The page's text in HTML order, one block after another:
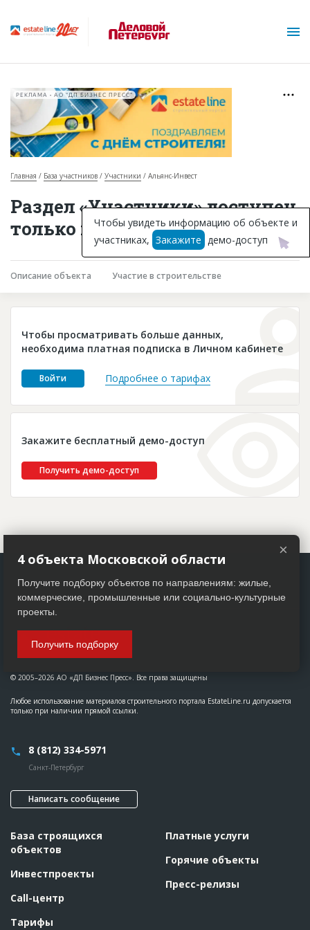
Горячие объекты
База строящихся объектов
Инвестпроекты
Глоссарий
Платные услуги
Пресс-релизы
РЕКЛАМА • АО "ДП БИЗНЕС ПРЕСС"
Главная База участников Участники Альянс-Инвест
Раздел «Участники» доступен
только подписчикам
Описание объекта Участие в строительстве
Чтобы просматривать больше данных,
необходима платная подписка в Личном кабинете
Войти Подробнее о тарифах
Закажите бесплатный демо-доступ
Получить демо-доступ
Чтобы увидеть информацию об объекте и
участниках, Закажите демо-доступ
© 2005–2026 АО «ДП Бизнес Пресс». Все права защищены
Любое использование материалов строительного портала EstateLine.ru допускается
только при наличии прямой ссылки.
8 (812) 334-5971
Санкт-Петербург
Написать сообщение
База строящихся
объектов
Инвестпроекты
Call-центр
Тарифы
Платные услуги
Горячие объекты
Пресс-релизы
×
4 объекта Московской области
Получите подборку объектов по направлениям: жилые,
коммерческие, промышленные или социально-культурные
проекты.
Получить подборку